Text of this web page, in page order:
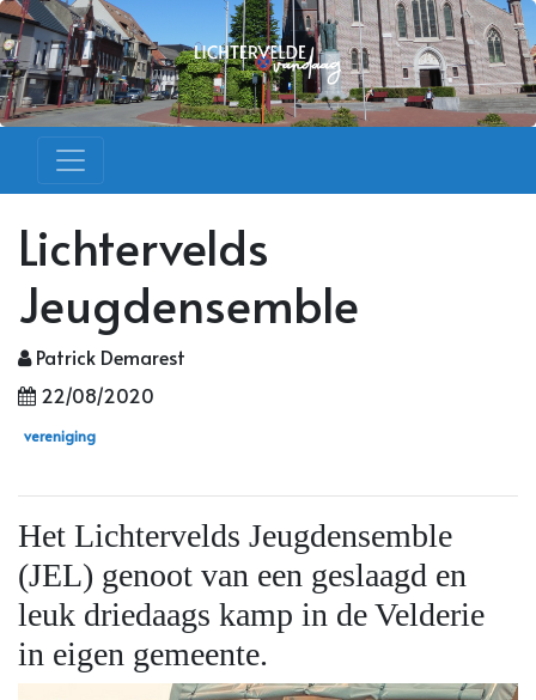
Lichtervelds
Jeugdensemble
Patrick Demarest
22/08/2020
vereniging
Het Lichtervelds Jeugdensemble
(JEL) genoot van een geslaagd en
leuk driedaags kamp in de Velderie
in eigen gemeente.